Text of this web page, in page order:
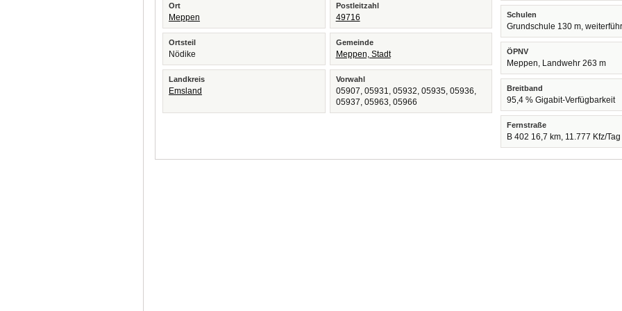
Ort
Meppen
Postleitzahl
49716
Ortsteil
Nödike
Gemeinde
Meppen, Stadt
Landkreis
Emsland
Vorwahl
05907, 05931, 05932, 05935, 05936,
05937, 05963, 05966
Schulen
Grundschule 130 m,
ÖPNV
Meppen, Landwehr 263 m
Breitband
95,4 % Gigabit-Verfügbarkeit
Fernstraße
B 402 16,7 km, 11.777 Kfz/Tag